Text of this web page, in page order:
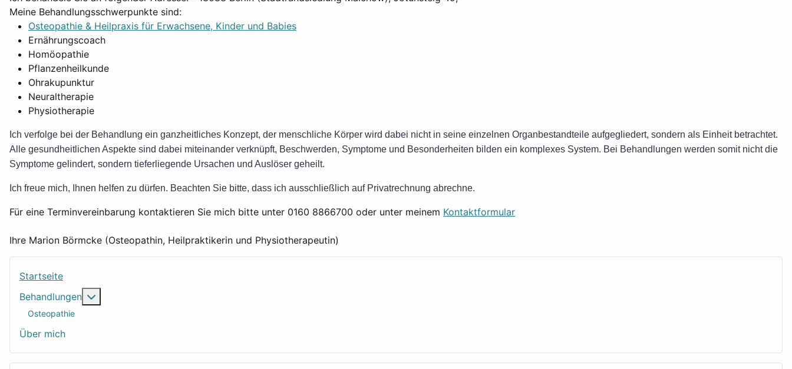
Meine Behandlungsschwerpunkte sind:
Osteopathie & Heilpraxis für Erwachsene, Kinder und Babies
Ernährungscoach
Homöopathie
Pflanzenheilkunde
Ohrakupunktur
Neuraltherapie
Physiotherapie
Ich verfolge bei der Behandlung ein ganzheitliches Konzept, der menschliche Körper wird dabei nicht in seine einzelnen Organbestandteile aufgegliedert, sondern als Einheit betrachtet.
Alle gesundheitlichen Aspekte sind dabei miteinander verknüpft, Beschwerden, Symptome und Besonderheiten bilden ein komplexes System. Bei Behandlungen werden somit nicht die
Symptome gelindert, sondern tieferliegende Ursachen und Auslöser geheilt.
Ich freue mich, Ihnen helfen zu dürfen. Beachten Sie bitte, dass ich ausschließlich auf Privatrechnung abrechne.
Für eine Terminvereinbarung kontaktieren Sie mich bitte unter 0160 8866700 oder unter meinem Kontaktformular
Ihre Marion Börmcke (Osteopathin, Heilpraktikerin und Physiotherapeutin)
Startseite
Behandlungen
Osteopathie
Über mich